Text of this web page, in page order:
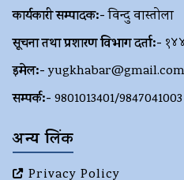
कार्यकारी सम्पादक:-विन्दु वास्तोला
सूचना तथा प्रशारण विभाग दर्ता:-
इमेल:- yugkhabar@gmail.com
सम्पर्क:- 9801013401/9847041003
अन्य लिंक
Privacy Policy